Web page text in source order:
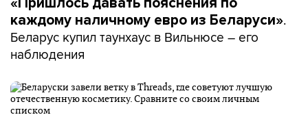
каждому наличному евро из Беларуси».
Беларус купил таунхаус в Вильнюсе – его
наблюдения